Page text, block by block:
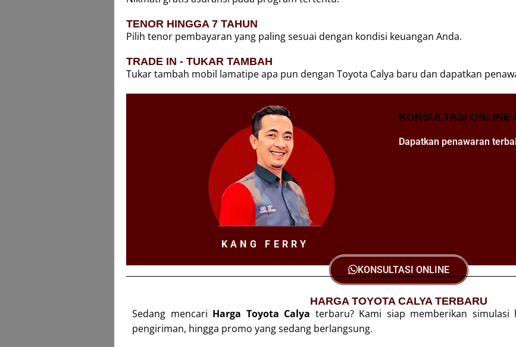
TENOR HINGGA 7 TAHUN
Pilih tenor pembayaran yang paling sesuai dengan kondisi keuangan Anda.
TRADE IN - TUKAR TAMBAH
Tukar tambah mobil lamatipe apa pun dengan Toyota Calya baru dan dapatkan
KANG FERRY
KONSULTASI ONLINE
Dapatkan penawaran
KONSULTASI ONLINE
HARGA TOYOTA CALYA TERBARU
Sedang mencari Harga Toyota Calya terbaru? Kami siap memberikan
pengiriman, hingga promo yang sedang berlangsung.